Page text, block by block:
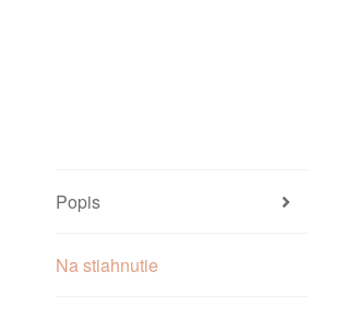
Popis
Na stiahnutie